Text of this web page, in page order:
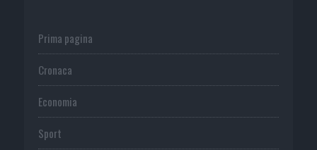
Prima pagina
Cronaca
Economia
Sport